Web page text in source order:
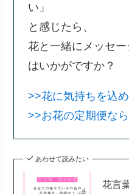
い」
と感じたら、
花と一緒にメッセ
はいかがですか？
>>花に気持ちを込
>>お花の定期便な
あわせて読みたい
花言